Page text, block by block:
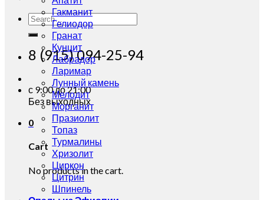
Search
for:
8 (915) 094-25-94
с 9:00 до 21:00
Без выходных
0
Cart
No products in the cart.
Гакманит
Гелиодор
Гранат
Кунцит
Лабрадор
Ларимар
Лунный камень
Мелодит
Морганит
Празиолит
Топаз
Турмалины
Хризолит
Циркон
Цитрин
Шпинель